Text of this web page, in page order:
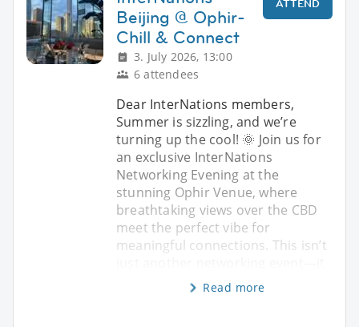
Beijing @ Ophir-
Chill & Connect
3. July 2026, 13:00
6 attendees
ATTEND
Dear InterNations members,
Summer is sizzling, and we’re
turning up the cool! 🌞 Join us for
an exclusive InterNations
Networking Evening at the
stunning Ophir Venue, where
breathtaking views over the CBD
meet the perfect vibe for
meaningful connections. This isn’t
Read more